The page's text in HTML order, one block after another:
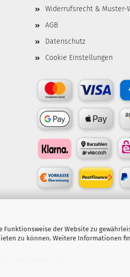
der Website zu
zu können. Weitere Informationen
Widerrufsrecht & Muster-
AGB
Datenschutz
Cookie Einstellungen